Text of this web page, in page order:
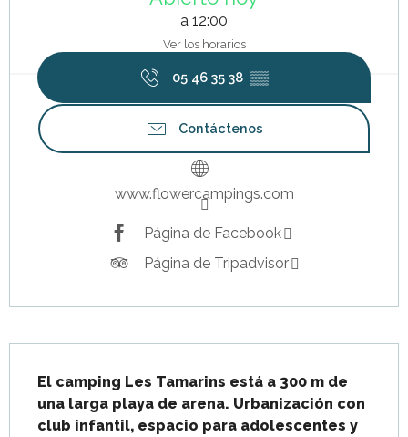
a 12:00
Ver los horarios
05 46 35 38 ▒▒
Contáctenos
www.flowercampings.com
Página de Facebook
Página de Tripadvisor
El camping Les Tamarins está a 300 m de
una larga playa de arena. Urbanización con
club infantil, espacio para adolescentes y